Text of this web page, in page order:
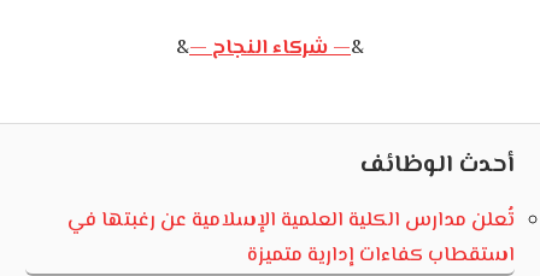
&— شركاء النجاح—
&
أحدث الوظائف
تُعلن مدارس الكلية العلمية الإسلامية عن رغبتها في
استقطاب كفاءات إدارية متميزة